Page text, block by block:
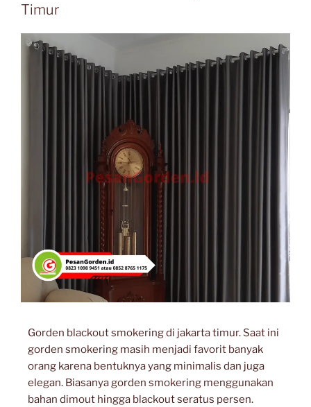
Timur
Gorden blackout smokering di jakarta timur. Saat ini
gorden smokering masih menjadi favorit banyak
orang karena bentuknya yang minimalis dan juga
elegan. Biasanya gorden smokering menggunakan
bahan dimout hingga blackout seratus persen.